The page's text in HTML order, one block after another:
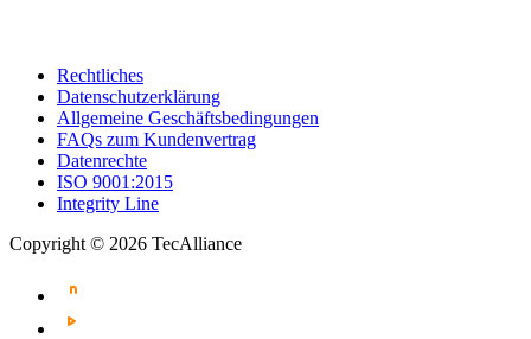
Rechtliches
Datenschutzerklärung
Allgemeine Geschäftsbedingungen
FAQs zum Kundenvertrag
Datenrechte
ISO 9001:2015
Integrity Line
Copyright © 2026 TecAlliance